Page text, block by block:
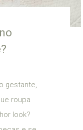
gestante,
roupa
look?